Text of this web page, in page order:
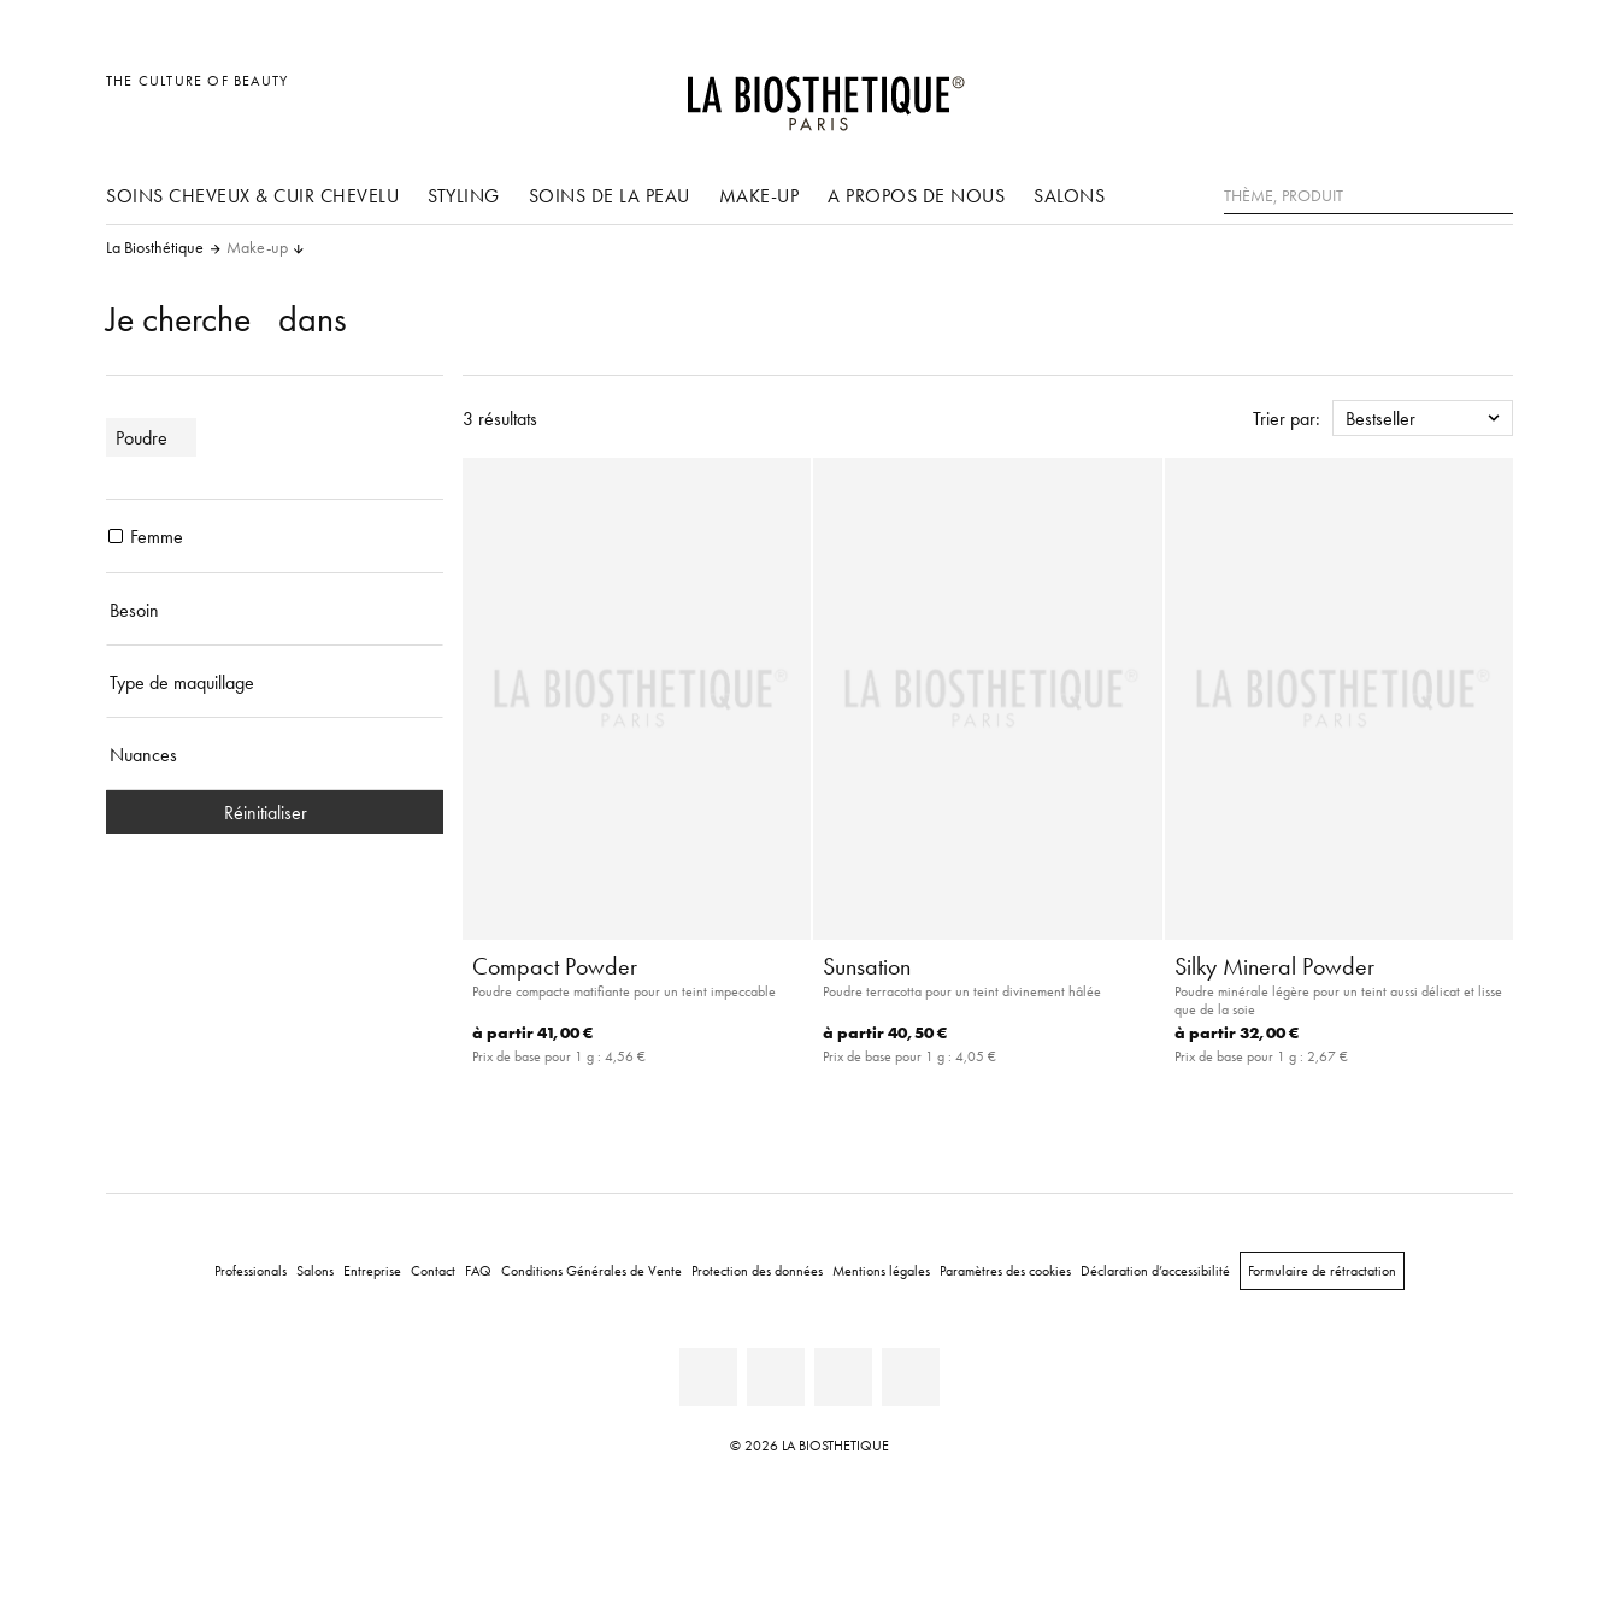
THE CULTURE OF BEAUTY
SOINS CHEVEUX & CUIR CHEVELU STYLING
Accessoires
SOINS DE LA PEAU MAKE-UP A PROPOS DE NOUS SALONS Rechercher
La Biosthétique Make-up
Je cherche dans
Poudre
Femme
Besoin
Type de maquillage
Nuances
Réinitialiser
3 résultats Trier par: Bestseller
Compact Powder
Poudre compacte matifiante pour un teint impeccable
à partir41,00 €
Prix de base pour 1 g : 4,56 €
Sunsation
Poudre terracotta pour un teint divinement hâlée
à partir40,50 €
Prix de base pour 1 g :4,05 €
Silky Mineral Powder
Poudre minérale légère pour un teint aussi délicat et lisse
que de la soie
à partir32,00 €
Prix de base pour 1 g : 2,67 €
Professionals Salons Entreprise Contact FAQ Conditions Générales de Vente Protection des données Mentions légales Paramètres des cookies Déclaration d’accessibilité Formulaire de rétractation
© 2026 LA BIOSTHETIQUE